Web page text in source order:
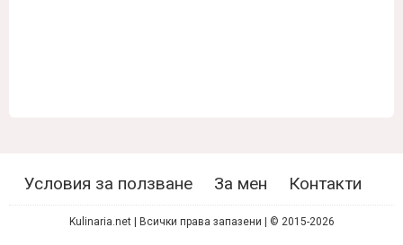
Условия за ползване За мен Контакти
Kulinaria.net | Всички права запазени | © 2015-2026